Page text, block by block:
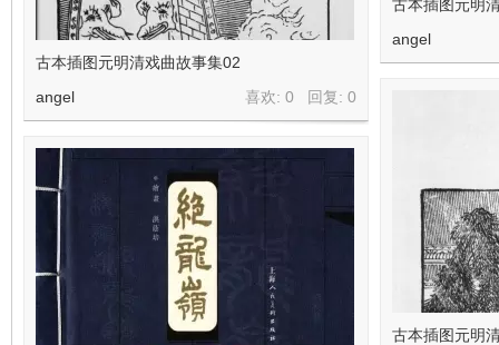
古本插图元明
angel
古本插图元明清戏曲故事集02
喜欢: 0 回复: 0
angel
古本插图元明